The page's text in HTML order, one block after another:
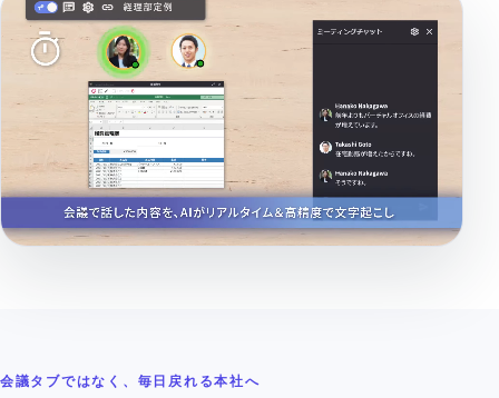
会議タブではなく、毎日戻れる本社へ